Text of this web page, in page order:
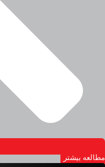
مطالعه بیشتر